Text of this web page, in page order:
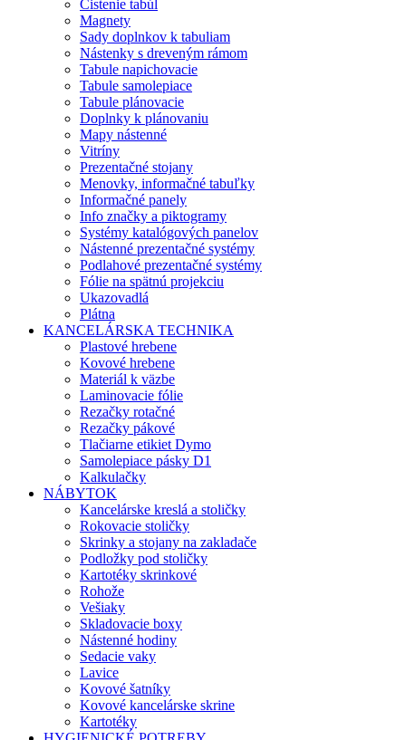
Čistenie tabúl
Magnety
Sady doplnkov k tabuliam
Nástenky s dreveným rámom
Tabule napichovacie
Tabule samolepiace
Tabule plánovacie
Doplnky k plánovaniu
Mapy nástenné
Vitríny
Prezentačné stojany
Menovky, informačné tabuľky
Informačné panely
Info značky a piktogramy
Systémy katalógových panelov
Nástenné prezentačné systémy
Podlahové prezentačné systémy
Fólie na spätnú projekciu
Ukazovadlá
Plátna
KANCELÁRSKA TECHNIKA
Plastové hrebene
Kovové hrebene
Materiál k väzbe
Laminovacie fólie
Rezačky rotačné
Rezačky pákové
Tlačiarne etikiet Dymo
Samolepiace pásky D1
Kalkulačky
NÁBYTOK
Kancelárske kreslá a stoličky
Rokovacie stoličky
Skrinky a stojany na zakladače
Podložky pod stoličky
Kartotéky skrinkové
Rohože
Vešiaky
Skladovacie boxy
Nástenné hodiny
Sedacie vaky
Lavice
Kovové šatníky
Kovové kancelárske skrine
Kartotéky